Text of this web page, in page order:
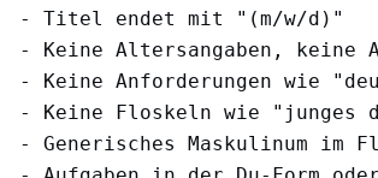
- Titel endet mit "(m/w/d)"
- Keine Altersangaben, keine
- Keine Anforderungen wie
- Keine Floskeln wie "junges
- Generisches Maskulinum im